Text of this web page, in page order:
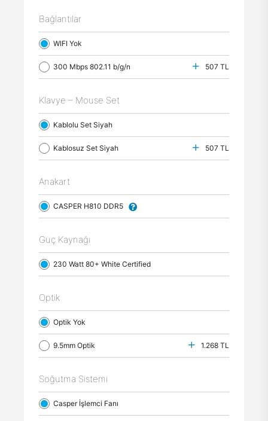
Bağlantılar
WIFI Yok
300 Mbps 802.11 b/g/n 507 TL
Klavye – Mouse Set
Kablolu Set Siyah
Kablosuz Set Siyah 507 TL
Anakart
CASPER H810 DDR5
Güç Kaynağı
230 Watt 80+ White Certified
Optik
Optik Yok
9.5mm Optik 1.268 TL
Soğutma Sistemi
Casper İşlemci Fanı